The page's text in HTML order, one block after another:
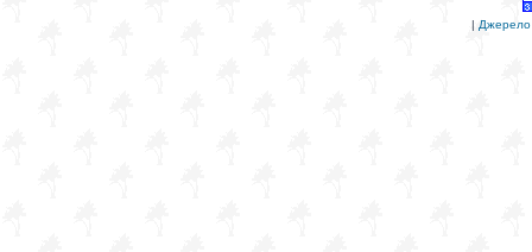
| Джерело